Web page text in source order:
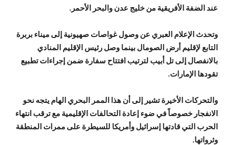
عند الضفة الأفريقية من خليج عدن والبحر الأحمر.
وتحدث الإعلام العبري عن وصول غواصات صهيونية إلى ميناء بربرة
التابع لإقليم أرض الصومال بينما وصل رئيس الإقليم المنادي
بالانفصال إلى تل أبيب لترتيب افتتاح سفارة ضمن إجراءات تطبيع
تقودها الإمارات.
والتحركات الأخيرة تشير إلى أن هذا الممر البحري الهام يتجه نحو
الانفجار خصوصاً في ضوء إعادة التحالفات الإقليمية مع ترقب انتهاء
الحرب التي قادتها إسرائيل وأمريكا للسيطرة على ممرات المنطقة
وثرواتها.